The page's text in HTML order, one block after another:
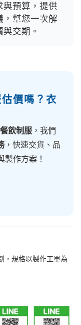
與預算，提供
，幫您一次解
交期。
價嗎？衣
飲制服 ，我們
，快速交貨、品
製作方案！
，規格以製作工單為